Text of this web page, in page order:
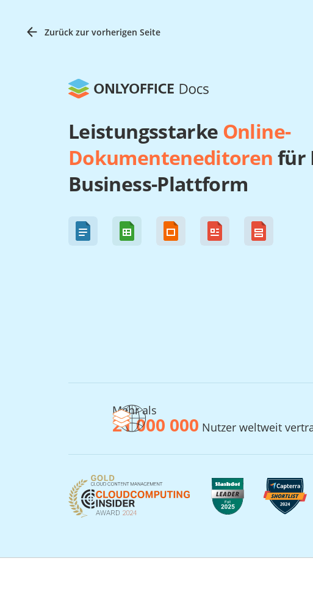
Zurück zur vorherigen Seite
Leistungsstarke Online-
Dokumenteneditoren für
Business-Plattform
Mehr als
21 000 000 Nutzer weltweit